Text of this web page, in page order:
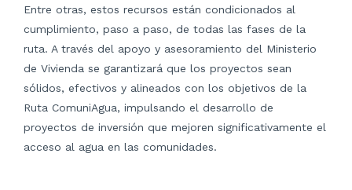
Entre otras, estos recursos están condicionados al
cumplimiento, paso a paso, de todas las fases de la
ruta. A través del apoyo y asesoramiento del Ministerio
de Vivienda se garantizará que los proyectos sean
sólidos, efectivos y alineados con los objetivos de la
Ruta ComuniAgua, impulsando el desarrollo de
proyectos de inversión que mejoren significativamente el
acceso al agua en las comunidades.